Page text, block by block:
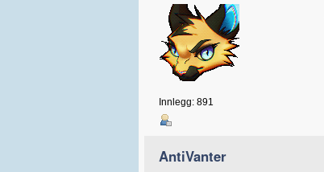
Innlegg: 891
AntiVanter